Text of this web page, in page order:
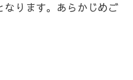
ります。あらかじめご